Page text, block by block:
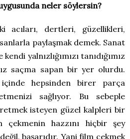
neler söylersin?
acıları, dertleri, güzellikleri,
paylaşmak demek. Sanat
yalnızlığımızı tanıdığımız
saçma sapan bir yer olurdu.
hepsinden birer parça
sağlıyor. Bu sebeple
isteyen güzel kalpleri bir
hazzını hiçbir şey
başarıdır. Yani film çekmek